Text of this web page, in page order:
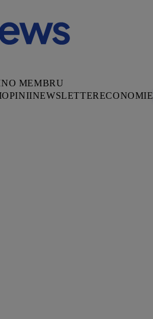
MEMBRU
OPINIINEWSLETTERECONOMIE